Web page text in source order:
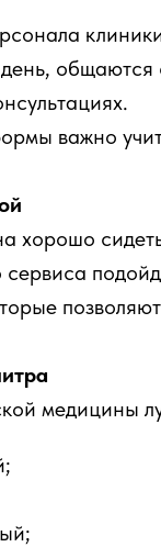
общаются
важно
хорошо
сервиса
медицины